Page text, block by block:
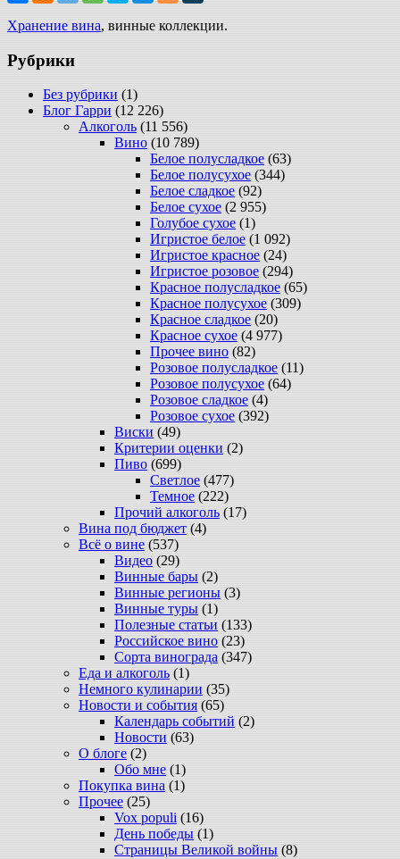
Хранение вина, винные коллекции.
Рубрики
Без рубрики (1)
Блог Гарри (12 226)
Алкоголь (11 556)
Вино (10 789)
Белое полусладкое (63)
Белое полусухое (344)
Белое сладкое (92)
Белое сухое (2 955)
Голубое сухое (1)
Игристое белое (1 092)
Игристое красное (24)
Игристое розовое (294)
Красное полусладкое (65)
Красное полусухое (309)
Красное сладкое (20)
Красное сухое (4 977)
Прочее вино (82)
Розовое полусладкое (11)
Розовое полусухое (64)
Розовое сладкое (4)
Розовое сухое (392)
Виски (49)
Критерии оценки (2)
Пиво (699)
Светлое (477)
Темное (222)
Прочий алкоголь (17)
Вина под бюджет (4)
Всё о вине (537)
Видео (29)
Винные бары (2)
Винные регионы (3)
Винные туры (1)
Полезные статьи (133)
Российское вино (23)
Сорта винограда (347)
Еда и алкоголь (1)
Немного кулинарии (35)
Новости и события (65)
Календарь событий (2)
Новости (63)
О блоге (2)
Обо мне (1)
Покупка вина (1)
Прочее (25)
Vox populi (16)
День победы (1)
Страницы Великой войны (8)